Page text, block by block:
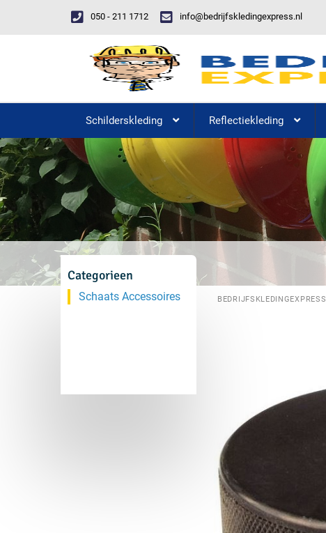
050 - 211 1712 info@bedrijfskledingexpress.nl
Schilderskleding Reflectiekleding
BEDRIJFSKLEDINGEXPRESS
Categorieen
Schaats Accessoires